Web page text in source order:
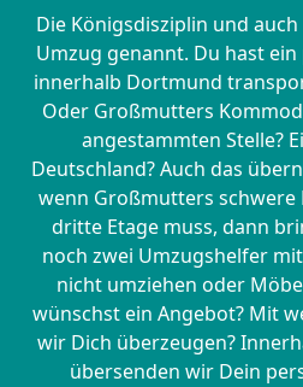
Die Königsdisziplin und
Umzug genannt. Du hast
innerhalb Dortmund
Oder Großmutters
angestammten Stelle?
Deutschland? Auch das
wenn Großmutters schwere
dritte Etage muss, dann
noch zwei Umzugshelfer
nicht umziehen oder
wünschst ein Angebot? Mit
wir Dich überzeugen?
übersenden wir Dein